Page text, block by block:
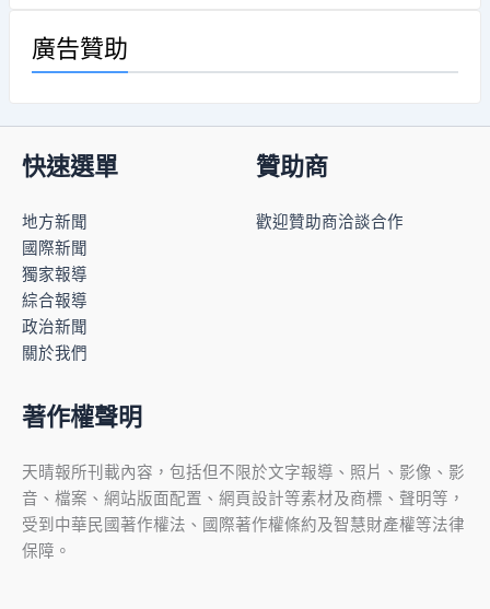
廣告贊助
快速選單
地方新聞
國際新聞
獨家報導
綜合報導
政治新聞
關於我們
贊助商
歡迎贊助商洽談合作
著作權聲明
天晴報所刊載內容，包括但不限於文字報導、照片、影像、影
音、檔案、網站版面配置、網頁設計等素材及商標、聲明等，
受到中華民國著作權法、國際著作權條約及智慧財產權等法律
保障。